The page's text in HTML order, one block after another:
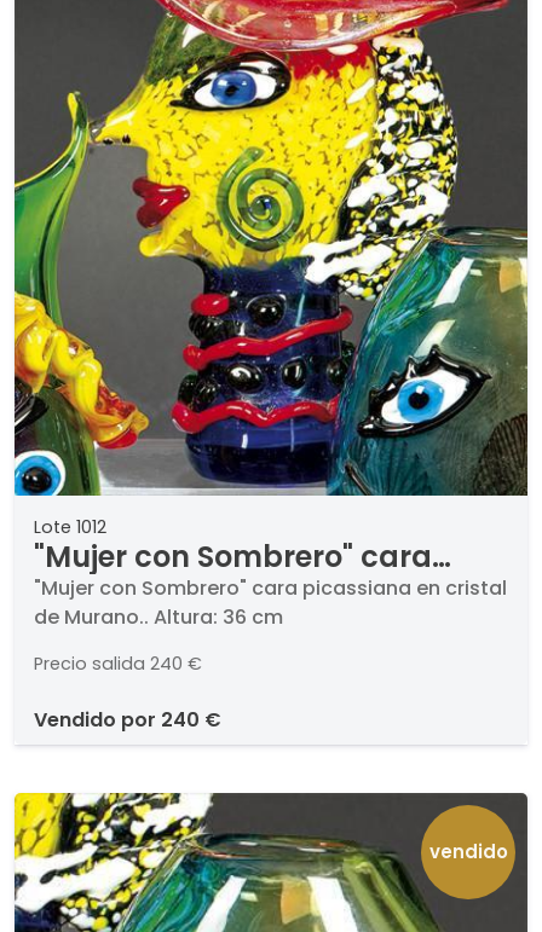
Lote 1012
"Mujer con Sombrero" cara
picassiana en cristal de
Murano.
"Mujer con Sombrero" cara picassiana en cristal
de Murano.. Altura: 36 cm
Precio salida 240 €
vendido por 240 €
vendido